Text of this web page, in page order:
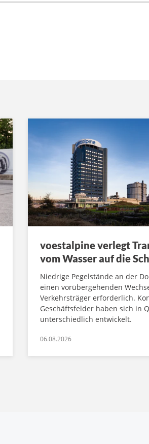
voestalpine verlegt
vom Wasser auf die
Niedrige Pegelstände an der
einen vorübergehenden
Verkehrsträger erforderlich.
Geschäftsfelder haben sich in
unterschiedlich entwickelt.
06.08.2026